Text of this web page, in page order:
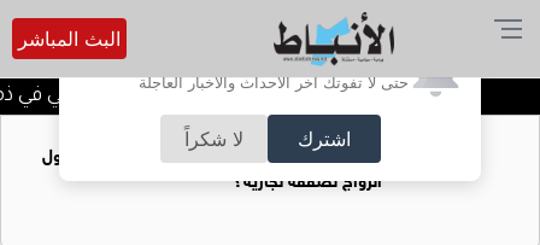
أترغب في تفعيل الإشعارات؟
حتى لا تفوتك آخر الأحداث والأخبار العاجلة
اشترك لا شكراً
البث المباشر
الحاجة خالدة محمود الكرمي في ذمة
فتيات يستغللنه لتحقيق مكاسب مادية.. هل تحول
الزواج لصفقة تجارية؟